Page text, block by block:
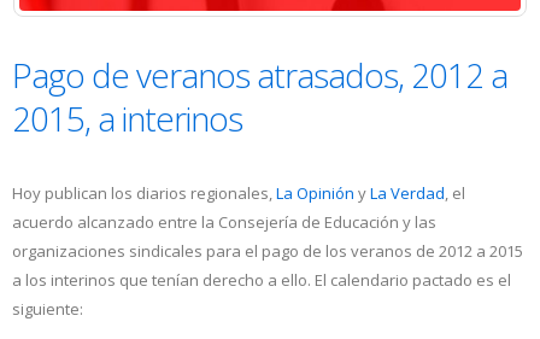
Pago de veranos atrasados, 2012 a
2015, a interinos
Hoy publican los diarios regionales,La Opinión yLa Verdad, el
acuerdo alcanzado entre la Consejería de Educación y las
organizaciones sindicales para el pago de los veranos de 2012 a 2015
a los interinos que tenían derecho a ello. El calendario pactado es el
siguiente: